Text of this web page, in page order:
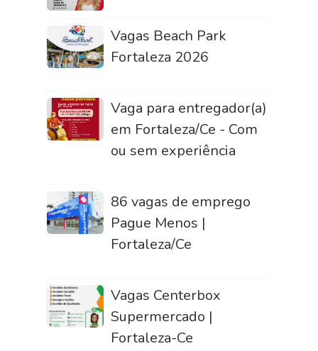
Vagas Beach Park
Fortaleza 2026
Vaga para entregador(a)
em Fortaleza/Ce - Com
ou sem experiência
86 vagas de emprego
Pague Menos |
Fortaleza/Ce
Vagas Centerbox
Supermercado |
Fortaleza-Ce